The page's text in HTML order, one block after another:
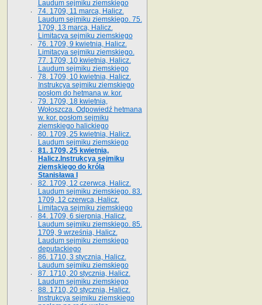
Laudum sejmiku ziemskiego
74. 1709, 11 marca, Halicz.
Laudum sejmiku ziemskiego. 75.
1709, 13 marca, Halicz.
Limitacya sejmiku ziemskiego
76. 1709, 9 kwietnia, Halicz.
Limitacya sejmiku ziemskiego.
77. 1709, 10 kwietnia, Halicz.
Laudum sejmiku ziemskiego
78. 1709, 10 kwietnia, Halicz.
Instrukcya sejmiku ziemskiego
posłom do hetmana w. kor.
79. 1709, 18 kwietnia,
Wołoszcza. Odpowiedź hetmana
w. kor. posłom sejmiku
ziemskiego halickiego
80. 1709, 25 kwietnia, Halicz.
Laudum sejmiku ziemskiego
81. 1709, 25 kwietnia,
Halicz.Instrukcya sejmiku
ziemskiego do króla
Stanisława I
82. 1709, 12 czerwca, Halicz.
Laudum sejmiku ziemskiego. 83.
1709, 12 czerwca, Halicz.
Limitacya sejmiku ziemskiego
84. 1709, 6 sierpnia, Halicz.
Laudum sejmiku ziemskiego. 85.
1709, 9 września, Halicz.
Laudum sejmiku ziemskiego
deputackiego
86. 1710, 3 stycznia, Halicz.
Laudum sejmiku ziemskiego
87. 1710, 20 stycznia, Halicz.
Laudum sejmiku ziemskiego
88. 1710, 20 stycznia, Halicz.
Instrukcya sejmiku ziemskiego